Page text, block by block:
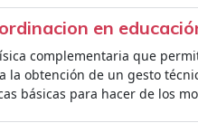
en
complementaria que
obtención de un gesto
básicas para hacer de los